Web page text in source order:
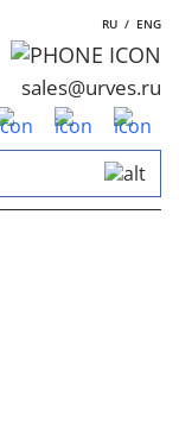
RU / ENG
sales@urves.ru